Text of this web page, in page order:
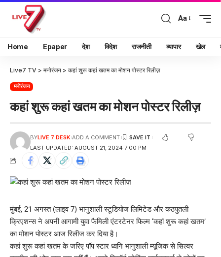
Aa
Home Epaper देश विदेश राजनीती व्यापार खेल
Live7 TV > मनोरंजन > कहां शुरू कहां खतम का मोशन पोस्टर रिलीज़
मनोरंजन
कहां शुरू कहां खतम का मोशन पोस्टर रिलीज़
LAST UPDATED: AUGUST 21, 2024 7:00 PM
BYLIVE 7 DESK ADD A COMMENT
मुंबई, 21 अगस्त (लाइव 7) भानुशाली स्टूडियोज लिमिटेड और कठपुतली
क्रिएशन्स ने अपनी आगामी युवा फैमिली एंटरटेनर फिल्म ‘कहां शुरू कहां खतम’
का मोशन पोस्टर आज रिलीज कर दिया है।
कहां शुरू कहां खतम के जरिए पॉप स्टार ध्वनि भानुशाली म्यूजिक से सिल्वर